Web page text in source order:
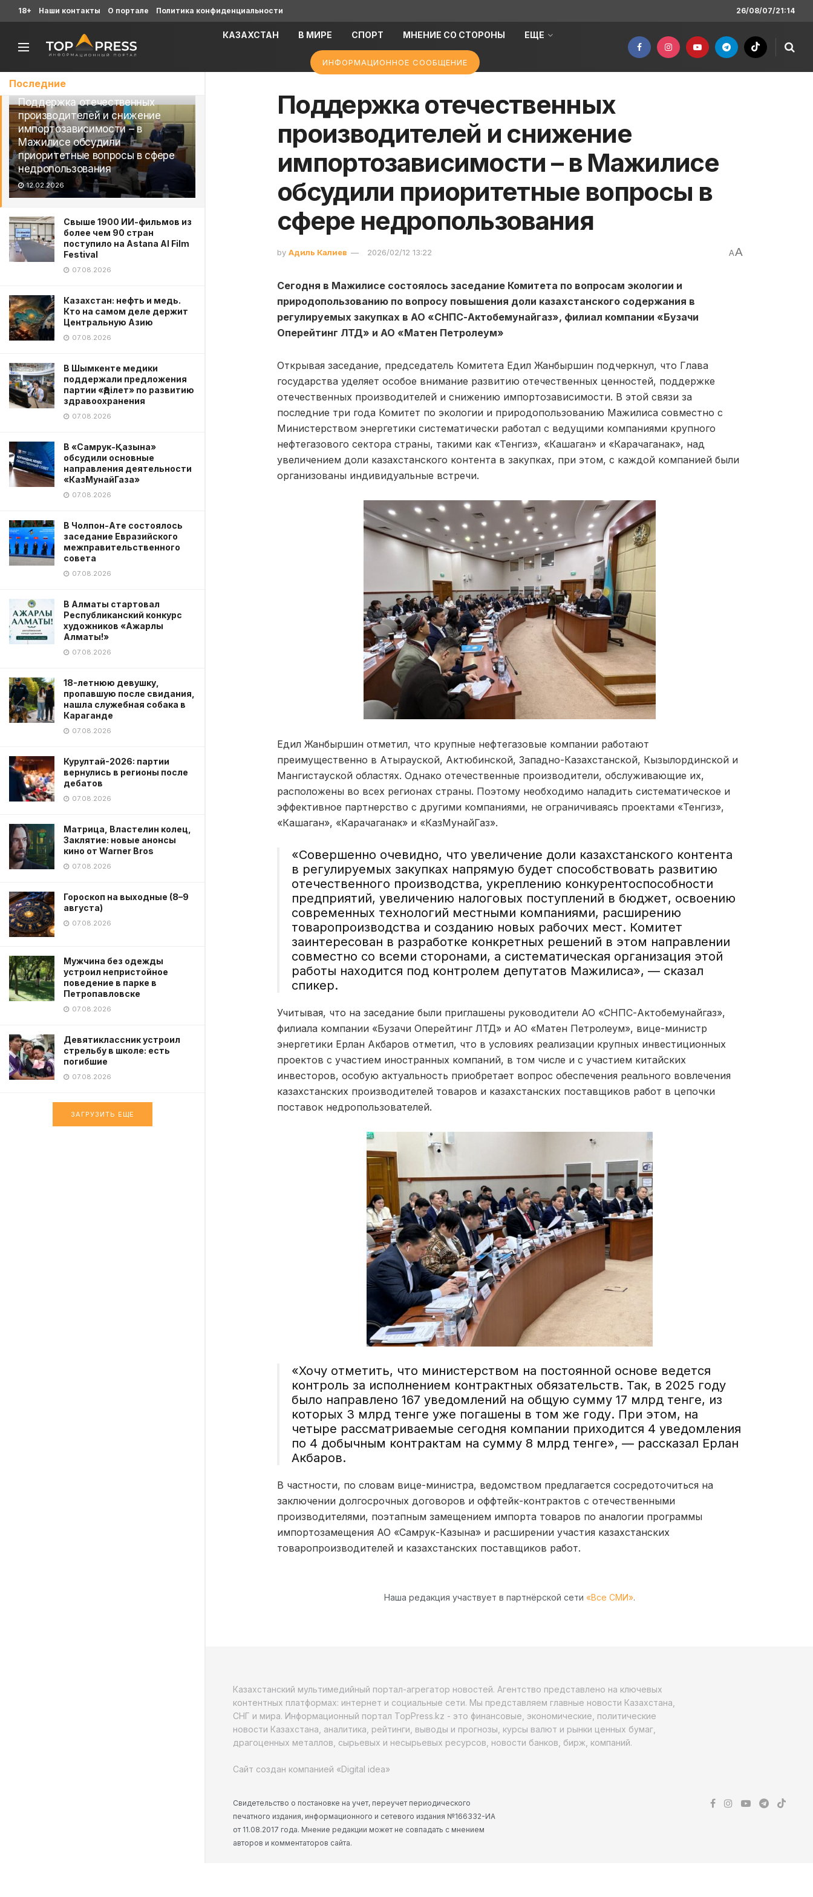
Последние
Поддержка отечественных
производителей и снижение
импортозависимости – в
Мажилисе обсудили
приоритетные вопросы в сфере
недропользования
12.02.2026
Свыше 1900 ИИ-фильмов из
более чем 90 стран
поступило на Astana AI Film
Festival
07.08.2026
Казахстан: нефть и медь.
Кто на самом деле держит
Центральную Азию
07.08.2026
В Шымкенте медики
поддержали предложения
партии «Әділет» по развитию
здравоохранения
07.08.2026
В «Самрук-Қазына»
обсудили основные
направления деятельности
«КазМунайГаза»
07.08.2026
В Чолпон-Ате состоялось
заседание Евразийского
межправительственного
совета
07.08.2026
В Алматы стартовал
Республиканский конкурс
художников «Ажарлы
Алматы!»
07.08.2026
18-летнюю девушку,
пропавшую после свидания,
нашла служебная собака в
Караганде
07.08.2026
Курултай-2026: партии
вернулись в регионы после
дебатов
07.08.2026
Матрица, Властелин колец,
Заклятие: новые анонсы
кино от Warner Bros
07.08.2026
Гороскоп на выходные (8–9
августа)
07.08.2026
Мужчина без одежды
устроил непристойное
поведение в парке в
Петропавловске
07.08.2026
Девятиклассник устроил
стрельбу в школе: есть
погибшие
07.08.2026
ЗАГРУЗИТЬ ЕЩЕ
18+ Наши контакты О портале Политика конфиденциальности 26/08/07/21:14
КАЗАХСТАН В МИРЕ СПОРТ МНЕНИЕ СО СТОРОНЫ ЕЩЕ
ИНФОРМАЦИОННОЕ СООБЩЕНИЕ
Поддержка отечественных
производителей и снижение
импортозависимости – в Мажилисе
обсудили приоритетные вопросы в
сфере недропользования
by Адиль Калиев 2026/02/12 13:22 AA
Сегодня в Мажилисе состоялось заседание Комитета по вопросам экологии и
природопользованию по вопросу повышения доли казахстанского содержания в
регулируемых закупках в АО «СНПС-Актобемунайгаз», филиал компании «Бузачи
Оперейтинг ЛТД» и АО «Матен Петролеум»
Открывая заседание, председатель Комитета Едил Жанбыршин подчеркнул, что Глава
государства уделяет особое внимание развитию отечественных ценностей, поддержке
отечественных производителей и снижению импортозависимости. В этой связи за
последние три года Комитет по экологии и природопользованию Мажилиса совместно с
Министерством энергетики систематически работал с ведущими компаниями крупного
нефтегазового сектора страны, такими как «Тенгиз», «Кашаган» и «Карачаганак», над
увеличением доли казахстанского контента в закупках, при этом, с каждой компанией были
организованы индивидуальные встречи.
Едил Жанбыршин отметил, что крупные нефтегазовые компании работают
преимущественно в Атырауской, Актюбинской, Западно-Казахстанской, Кызылординской и
Мангистауской областях. Однако отечественные производители, обслуживающие их,
расположены во всех регионах страны. Поэтому необходимо наладить систематическое и
эффективное партнерство с другими компаниями, не ограничиваясь проектами «Тенгиз»,
«Кашаган», «Карачаганак» и «КазМунайГаз».
«Совершенно очевидно, что увеличение доли казахстанского контента
в регулируемых закупках напрямую будет способствовать развитию
отечественного производства, укреплению конкурентоспособности
предприятий, увеличению налоговых поступлений в бюджет, освоению
современных технологий местными компаниями, расширению
товаропроизводства и созданию новых рабочих мест. Комитет
заинтересован в разработке конкретных решений в этом направлении
совместно со всеми сторонами, а систематическая организация этой
работы находится под контролем депутатов Мажилиса», — сказал
спикер.
Учитывая, что на заседание были приглашены руководители АО «СНПС-Актобемунайгаз»,
филиала компании «Бузачи Оперейтинг ЛТД» и АО «Матен Петролеум», вице-министр
энергетики Ерлан Акбаров отметил, что в условиях реализации крупных инвестиционных
проектов с участием иностранных компаний, в том числе и с участием китайских
инвесторов, особую актуальность приобретает вопрос обеспечения реального вовлечения
казахстанских производителей товаров и казахстанских поставщиков работ в цепочки
поставок недропользователей.
«Хочу отметить, что министерством на постоянной основе ведется
контроль за исполнением контрактных обязательств. Так, в 2025 году
было направлено 167 уведомлений на общую сумму 17 млрд тенге, из
которых 3 млрд тенге уже погашены в том же году. При этом, на
четыре рассматриваемые сегодня компании приходится 4 уведомления
по 4 добычным контрактам на сумму 8 млрд тенге», — рассказал Ерлан
Акбаров.
В частности, по словам вице-министра, ведомством предлагается сосредоточиться на
заключении долгосрочных договоров и оффтейк-контрактов с отечественными
производителями, поэтапным замещением импорта товаров по аналогии программы
импортозамещения АО «Самрук-Казына» и расширении участия казахстанских
товаропроизводителей и казахстанских поставщиков работ.
Наша редакция участвует в партнёрской сети «Все СМИ».
Казахстанский мультимедийный портал-агрегатор новостей. Агентство представлено на ключевых
контентных платформах: интернет и социальные сети. Мы представляем главные новости Казахстана,
СНГ и мира. Информационный портал TopPress.kz - это финансовые, экономические, политические
новости Казахстана, аналитика, рейтинги, выводы и прогнозы, курсы валют и рынки ценных бумаг,
драгоценных металлов, сырьевых и несырьевых ресурсов, новости банков, бирж, компаний.
Сайт создан компанией «Digital idea»
Свидетельство о постановке на учет, переучет периодического
печатного издания, информационного и сетевого издания №166332-ИА
от 11.08.2017 года. Мнение редакции может не совпадать с мнением
авторов и комментаторов сайта.